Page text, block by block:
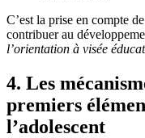
C’est la prise en compte
contribuer au
l’orientation à visée
4. Les
premiers
l’adolescent